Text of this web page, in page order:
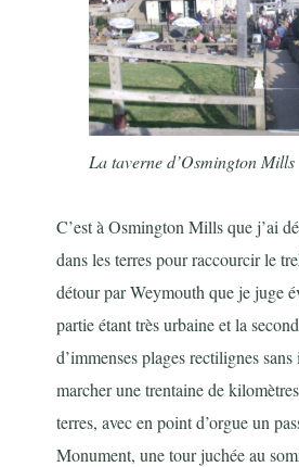
La taverne d’Osmington Mills
C’est à Osmington Mills que j’ai
dans les terres pour raccourcir le
détour par Weymouth que je juge
partie étant très urbaine et la
d’immenses plages rectilignes
marcher une trentaine de
terres, avec en point d’orgue un
Monument, une tour juchée au